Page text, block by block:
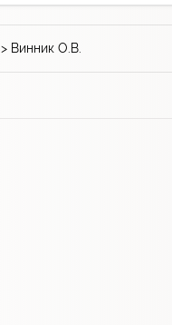
> Винник О.В.